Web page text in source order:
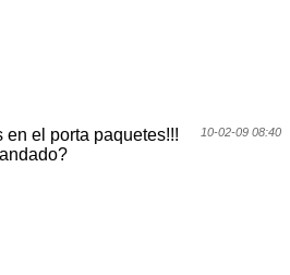
10-02-09 08:40
el porta paquetes!!!